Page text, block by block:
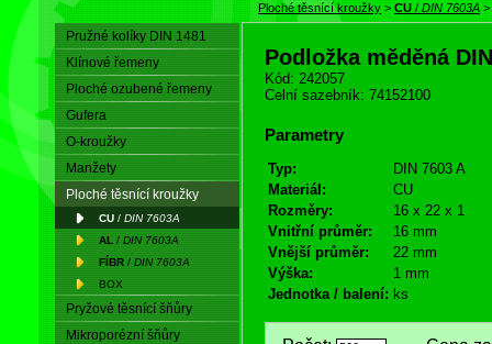
Ploché těsnící kroužky > CU / DIN 7603A >
Pružné kolíky DIN 1481
Klínové řemeny
Ploché ozubené řemeny
Gufera
O-kroužky
Manžety
Ploché těsnící kroužky
CU / DIN 7603A
AL / DIN 7603A
FÍBR / DIN 7603A
BOX
Pryžové těsnící šňůry
Mikroporézní šňůry
Podložka měděná
Kód: 242057
Celní sazebník: 74152100
Parametry
Typ:
DIN 7603 A
Materiál:
CU
Rozměry:
16 x 22 x 1
Vnitřní průměr:
16 mm
Vnější průměr:
22 mm
Výška:
1 mm
Jednotka / balení: ks